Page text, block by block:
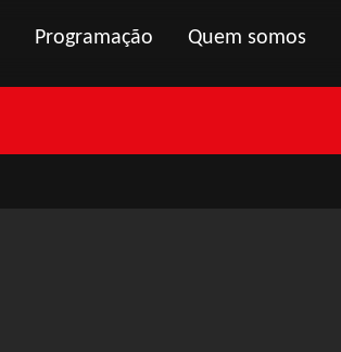
Programação Quem somos